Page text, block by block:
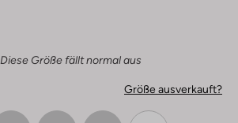
Diese Größe fällt normal aus
Größe ausverkauft?